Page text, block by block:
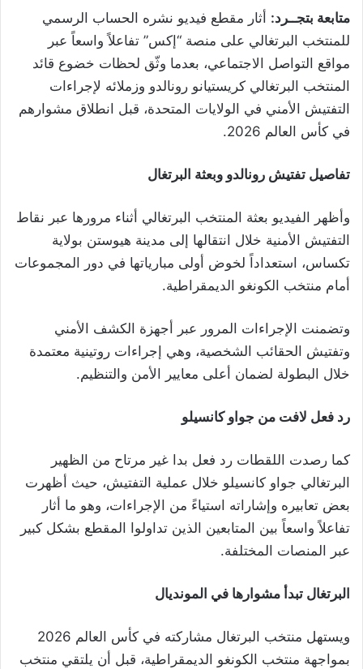
متابعة بتجــرد: أثار مقطع فيديو نشره الحساب الرسمي
للمنتخب البرتغالي على منصة “إكس” تفاعلاً واسعاً عبر
مواقع التواصل الاجتماعي، بعدما وثّق لحظات خضوع قائد
المنتخب البرتغالي كريستيانو رونالدو وزملائه لإجراءات
التفتيش الأمني في الولايات المتحدة، قبل انطلاق مشوارهم
في كأس العالم 2026.
تفاصيل تفتيش رونالدو وبعثة البرتغال
وأظهر الفيديو بعثة المنتخب البرتغالي أثناء مرورها عبر نقاط
التفتيش الأمنية خلال انتقالها إلى مدينة هيوستن بولاية
تكساس، استعداداً لخوض أولى مبارياتها في دور المجموعات
أمام منتخب الكونغو الديمقراطية.
وتضمنت الإجراءات المرور عبر أجهزة الكشف الأمني
وتفتيش الحقائب الشخصية، وهي إجراءات روتينية معتمدة
خلال البطولة لضمان أعلى معايير الأمن والتنظيم.
رد فعل لافت من جواو كانسيلو
كما رصدت اللقطات رد فعل بدا غير مرتاح من الظهير
البرتغالي جواو كانسيلو خلال عملية التفتيش، حيث أظهرت
بعض تعابيره وإشاراته استياءً من الإجراءات، وهو ما أثار
تفاعلاً واسعاً بين المتابعين الذين تداولوا المقطع بشكل كبير
عبر المنصات المختلفة.
البرتغال تبدأ مشوارها في المونديال
ويستهل منتخب البرتغال مشاركته في كأس العالم 2026
بمواجهة منتخب الكونغو الديمقراطية، قبل أن يلتقي منتخب